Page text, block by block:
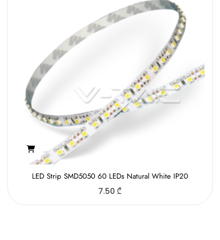
LED Strip SMD5050 60 LEDs Natural White IP20
7.50 ₾